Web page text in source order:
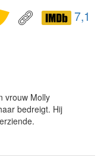
7,1
vrouw Molly
bedreigt. Hij